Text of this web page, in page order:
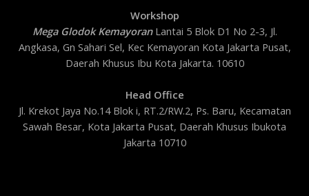
Workshop
Mega Glodok KemayoranLantai 5 Blok D1 No 2-3, Jl.
Angkasa, Gn Sahari Sel, Kec Kemayoran Kota Jakarta Pusat,
Daerah Khusus Ibu Kota Jakarta. 10610
Head Office
Jl. Krekot Jaya No.14 Blok i, RT.2/RW.2, Ps. Baru, Kecamatan
Sawah Besar, Kota Jakarta Pusat, Daerah Khusus Ibukota
Jakarta 10710